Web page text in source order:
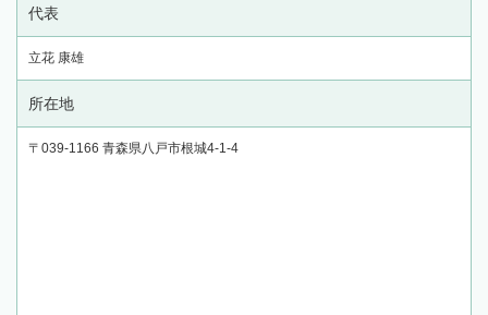
代表
立花 康雄
所在地
〒039-1166 青森県八戸市根城4-1-4